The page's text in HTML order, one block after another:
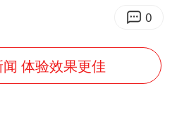
0
体验效果更佳